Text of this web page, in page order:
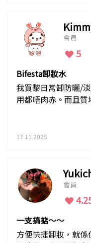
會員
5
Bifesta卸妝水
我買黎日常卸防曬/
用都唔肉赤。而且質
17.11.2025
會員
一支搞掂～～
方便快捷卸妝，就